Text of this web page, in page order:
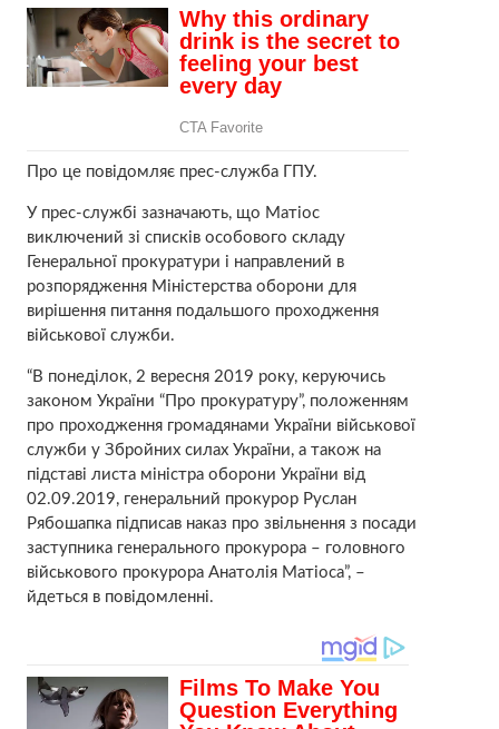
Про це повідомляє прес-служба ГПУ.
У прес-службі зазначають, що Матіос
виключений зі списків особового складу
Генеральної прокуратури і направлений в
розпорядження Міністерства оборони для
вирішення питання подальшого проходження
військової служби.
“В понеділок, 2 вересня 2019 року, керуючись
законом України “Про прокуратуру”, положенням
про проходження громадянами України військової
служби у Збройних силах України, а також на
підставі листа міністра оборони України від
02.09.2019, генеральний прокурор Руслан
Рябошапка підписав наказ про звільнення з посади
заступника генерального прокурора – головного
військового прокурора Анатолія Матіоса”, –
йдеться в повідомленні.